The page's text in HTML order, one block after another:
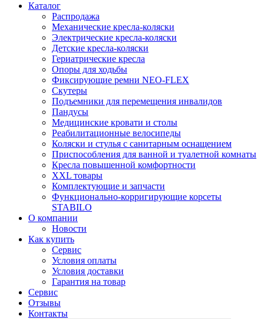
Каталог
Распродажа
Механические кресла-коляски
Электрические кресла-коляски
Детские кресла-коляски
Гериатрические кресла
Опоры для ходьбы
Фиксирующие ремни NEO-FLEX
Скутеры
Подъемники для перемещения инвалидов
Пандусы
Медицинские кровати и столы
Реабилитационные велосипеды
Коляски и стулья с санитарным оснащением
Приспособления для ванной и туалетной комнаты
Кресла повышенной комфортности
XXL товары
Комплектующие и запчасти
Функционально-корригирующие корсеты
STABILO
О компании
Новости
Как купить
Сервис
Условия оплаты
Условия доставки
Гарантия на товар
Сервис
Отзывы
Контакты